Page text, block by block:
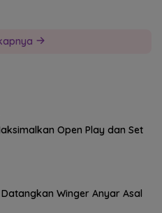
Open Play dan Set
Winger Anyar Asal